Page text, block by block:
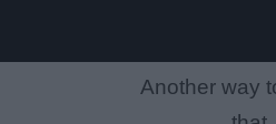
Another way